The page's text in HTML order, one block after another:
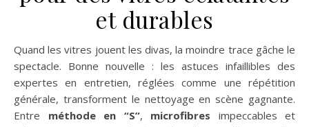
et durables
Quand les vitres jouent les divas, la moindre trace gâche le
spectacle. Bonne nouvelle : les astuces infaillibles des
expertes en entretien, réglées comme une répétition
générale, transforment le nettoyage en scène gagnante.
Entre méthode en “S”, microfibres impeccables et